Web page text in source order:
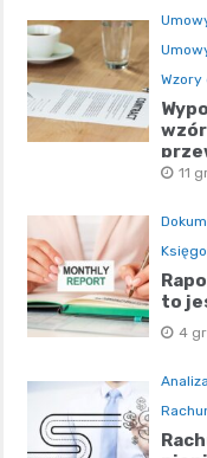
Wzory
11
to
4